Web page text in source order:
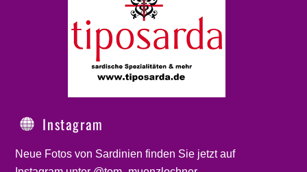
Instagram
Neue Fotos von Sardinien finden Sie jetzt auf